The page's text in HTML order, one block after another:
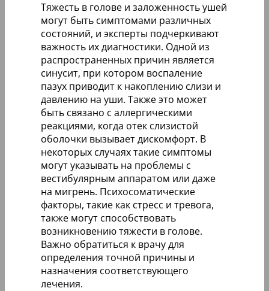
Тяжесть в голове и заложенность ушей
могут быть симптомами различных
состояний, и эксперты подчеркивают
важность их диагностики. Одной из
распространенных причин является
синусит, при котором воспаление
пазух приводит к накоплению слизи и
давлению на уши. Также это может
быть связано с аллергическими
реакциями, когда отек слизистой
оболочки вызывает дискомфорт. В
некоторых случаях такие симптомы
могут указывать на проблемы с
вестибулярным аппаратом или даже
на мигрень. Психосоматические
факторы, такие как стресс и тревога,
также могут способствовать
возникновению тяжести в голове.
Важно обратиться к врачу для
определения точной причины и
назначения соответствующего
лечения.